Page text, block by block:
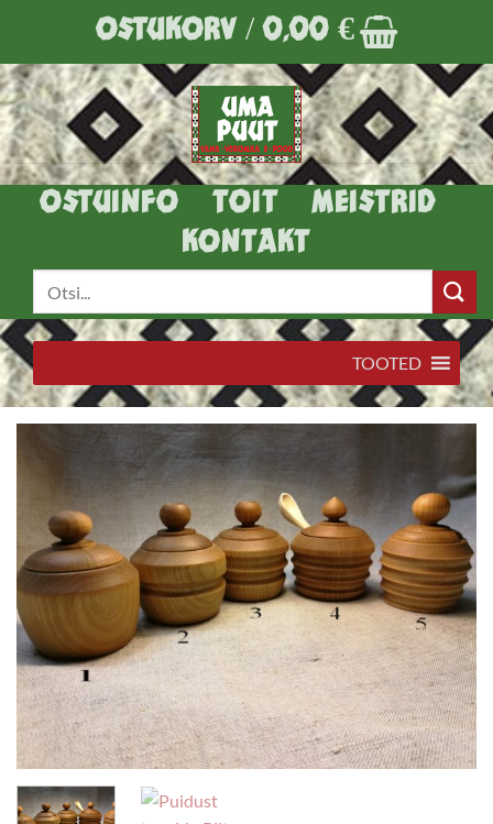
content
OSTUKORV /0,00 €
OSTUINFO TOIT
MEISTRID
KONTAKT
TOOTED